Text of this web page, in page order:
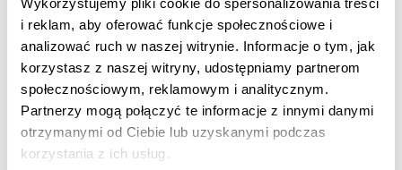
i reklam, aby oferować funkcje społecznościowe i
analizować ruch w naszej witrynie. Informacje o tym, jak
korzystasz z naszej witryny, udostępniamy partnerom
społecznościowym, reklamowym i analitycznym.
Partnerzy mogą połączyć te informacje z innymi danymi
otrzymanymi od Ciebie lub uzyskanymi podczas
korzystania z ich usług.
dotyczących „prawa do odłączenia się”, aby
zapobiec wypaleniu zawodowemu i zapewnić, że
elastyczność nie przekształci się w cykl pracy 24/7.
Przejście do przywództwa opartego
na zaufaniu